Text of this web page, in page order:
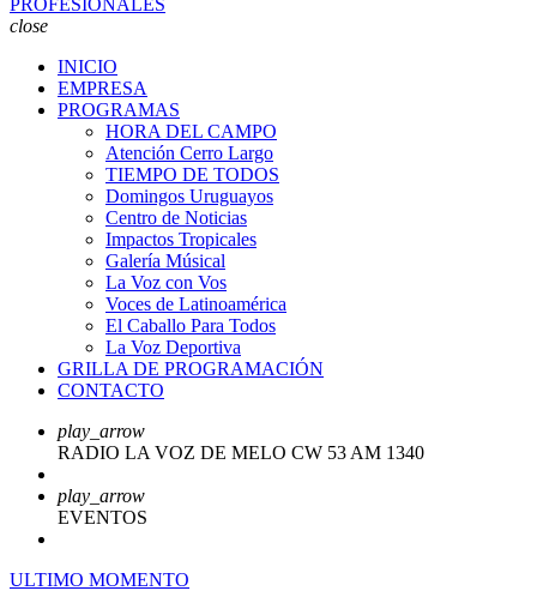
PROFESIONALES
close
INICIO
EMPRESA
PROGRAMAS
HORA DEL CAMPO
Atención Cerro Largo
TIEMPO DE TODOS
Domingos Uruguayos
Centro de Noticias
Impactos Tropicales
Galería Músical
La Voz con Vos
Voces de Latinoamérica
El Caballo Para Todos
La Voz Deportiva
GRILLA DE PROGRAMACIÓN
CONTACTO
play_arrow
RADIO LA VOZ DE MELO CW 53 AM 1340
play_arrow
EVENTOS
ULTIMO MOMENTO